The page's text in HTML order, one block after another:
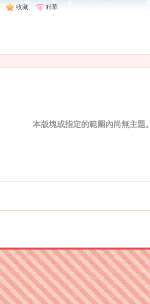
收藏 精華
本版塊或指定的範圍內尚無主題。